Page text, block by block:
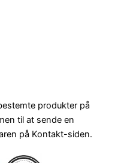
produkter på
til at sende en
på Kontakt-siden.